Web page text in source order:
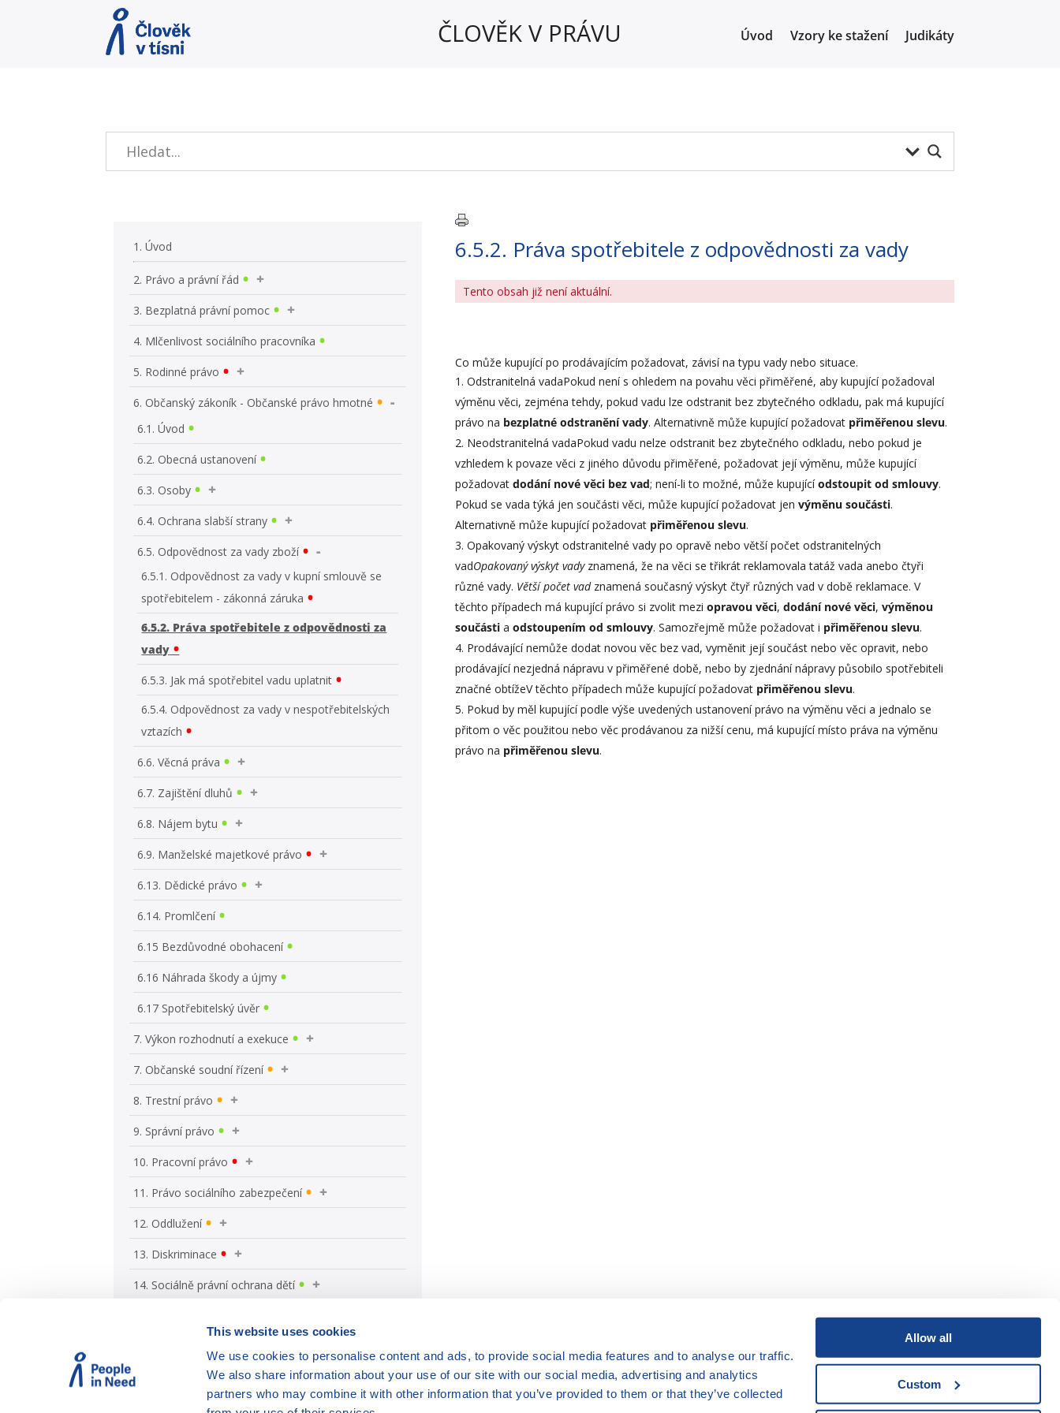
This website uses cookies
We use cookies to personalise content and ads, to provide social media features and to analyse our traffic.
We also share information about your use of our site with our social media, advertising and analytics
partners who may combine it with other information that you’ve provided to them or that they’ve collected
Allow all
Custom
ČLOVĚK V PRÁVU Úvod Vzory ke stažení Judikáty
1. Úvod
2. Právo a právní řád
3. Bezplatná právní pomoc
4. Mlčenlivost sociálního pracovníka
5. Rodinné právo
6. Občanský zákoník - Občanské právo hmotné
6.1. Úvod
6.2. Obecná ustanovení
6.3. Osoby
6.4. Ochrana slabší strany
6.5. Odpovědnost za vady zboží
6.5.1. Odpovědnost za vady v kupní smlouvě se
spotřebitelem - zákonná záruka
6.5.2. Práva spotřebitele z odpovědnosti za
vady
6.5.3. Jak má spotřebitel vadu uplatnit
6.5.4. Odpovědnost za vady v nespotřebitelských
vztazích
6.6. Věcná práva
6.7. Zajištění dluhů
6.8. Nájem bytu
6.9. Manželské majetkové právo
6.13. Dědické právo
6.14. Promlčení
6.15 Bezdůvodné obohacení
6.16 Náhrada škody a újmy
6.17 Spotřebitelský úvěr
7. Výkon rozhodnutí a exekuce
7. Občanské soudní řízení
8. Trestní právo
9. Správní právo
10. Pracovní právo
11. Právo sociálního zabezpečení
12. Oddlužení
13. Diskriminace
14. Sociálně právní ochrana dětí
6.5.2. Práva spotřebitele z odpovědnosti za vady
Tento obsah již není aktuální.
Co může kupující po prodávajícím požadovat, závisí na typu vady nebo situace.
Odstranitelná vadaPokud není s ohledem na povahu věci přiměřené, aby kupující požadoval
výměnu věci, zejména tehdy, pokud vadu lze odstranit bez zbytečného odkladu, pak má kupující
právo na bezplatné odstranění vady. Alternativně může kupující požadovat přiměřenou slevu.
Neodstranitelná vadaPokud vadu nelze odstranit bez zbytečného odkladu, nebo pokud je
vzhledem k povaze věci z jiného důvodu přiměřené, požadovat její výměnu, může kupující
požadovatdodání nové věci bez vad; není-li to možné, může kupujícíodstoupit od smlouvy.
Pokud se vada týká jen součásti věci, může kupující požadovat jenvýměnu součásti.
Alternativně může kupující požadovat přiměřenou slevu.
Opakovaný výskyt odstranitelné vady po opravě nebo větší počet odstranitelných
vadOpakovaný výskyt vadyznamená, že na věci se třikrát reklamovala tatáž vada anebo čtyři
různé vady. Větší počet vadznamená současný výskyt čtyř různých vad v době reklamace. V
těchto případech má kupující právo si zvolit meziopravou věci,dodání nové věci,výměnou
součásti aodstoupením od smlouvy. Samozřejmě může požadovat i přiměřenou slevu.
Prodávající nemůže dodat novou věc bez vad, vyměnit její součást nebo věc opravit, nebo
prodávající nezjedná nápravu v přiměřené době, nebo by zjednání nápravy působilo spotřebiteli
značné obtížeV těchto případech může kupující požadovat přiměřenou slevu.
Pokud by měl kupující podle výše uvedených ustanovení právo na výměnu věci a jednalo se
přitom o věc použitou nebo věc prodávanou za nižší cenu, má kupující místo práva na výměnu
právo na přiměřenou slevu.